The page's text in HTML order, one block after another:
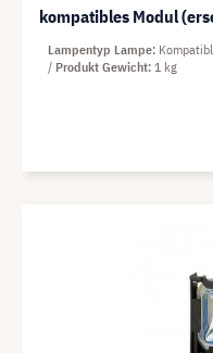
kompatibles Modul
Lampentyp Lampe
Produkt Gewicht 1 kg